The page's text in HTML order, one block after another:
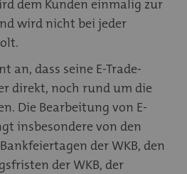
dem Kunden einmalig zur
wird nicht bei jeder
an, dass seine E-Trade-
direkt, noch rund um die
Die Bearbeitung von E-
insbesondere von den
der WKB, den
der WKB, der